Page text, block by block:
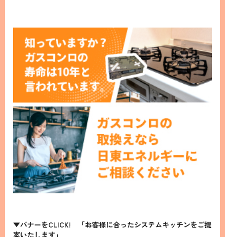
▼バナーをCLICK! 「お客様に合ったシステムキッチンをご提
案いたします」